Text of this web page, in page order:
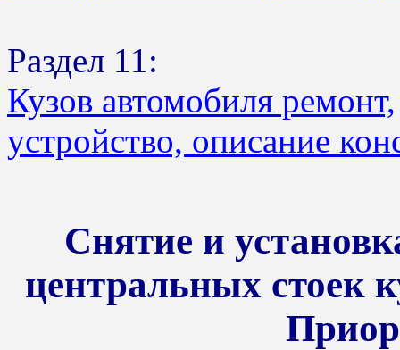
Раздел 11:
Кузов автомобиля ремонт,
устройство, описание
Снятие и
центральных стоек